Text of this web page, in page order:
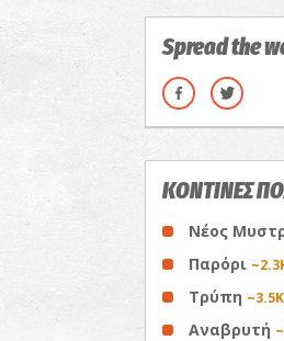
Spread the
ΚΟΝΤΙΝΕΣ
Νέος
Παρόρι
Τρύπη
Αναβρυτή